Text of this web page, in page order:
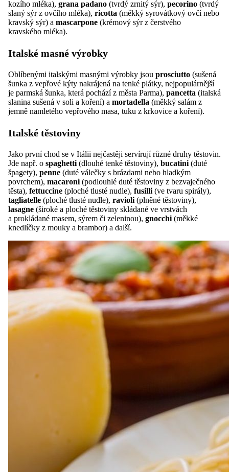
kozího mléka), grana padano (tvrdý zrnitý sýr), pecorino (tvrdý
slaný sýr z ovčího mléka), ricotta (měkký syrovátkový ovčí nebo
kravský sýr) a mascarpone (krémový sýr z čerstvého
kravského mléka).
Italské masné výrobky
Oblíbenými italskými masnými výrobky jsou prosciutto (sušená
šunka z vepřové kýty nakrájená na tenké plátky, nejpopulárnější
je parmská šunka, která pochází z města Parma), pancetta (italská
slanina sušená v soli a koření) a mortadella (měkký salám z
jemně namletého vepřového masa, tuku z krkovice a koření).
Italské těstoviny
Jako první chod se v Itálii nejčastěji servírují různé druhy těstovin.
Jde např. o spaghetti (dlouhé tenké těstoviny), bucatini (duté
špagety), penne (duté válečky s brázdami nebo hladkým
povrchem), macaroni (podlouhlé duté těstoviny z bezvaječného
těsta), fettuccine (ploché tlusté nudle), fusilli (ve tvaru spirály),
tagliatelle (ploché tlusté nudle), ravioli (plněné těstoviny),
lasagne (široké a ploché těstoviny skládané ve vrstvách
a prokládané masem, sýrem či zeleninou), gnocchi (měkké
knedlíčky z mouky a brambor) a další.